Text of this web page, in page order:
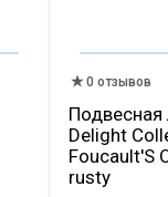
0 отзывов
Delight
Foucault'S
rusty